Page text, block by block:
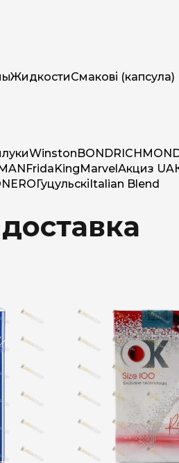
ЖидкостиСмакові (капсула)
WinstonBOND
FridaKingMarvelАкциз UA
NEROГуцульскіItalian Blend